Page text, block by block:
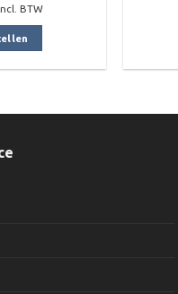
BTW